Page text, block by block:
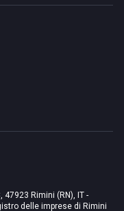
47923 Rimini (RN), IT -
delle imprese di Rimini